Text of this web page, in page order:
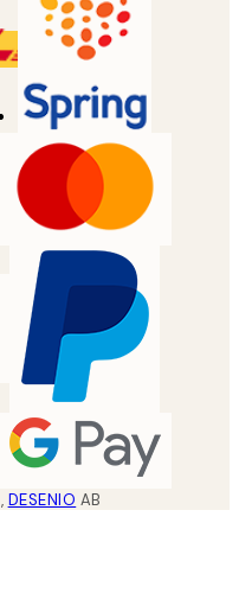
, DESENIO AB